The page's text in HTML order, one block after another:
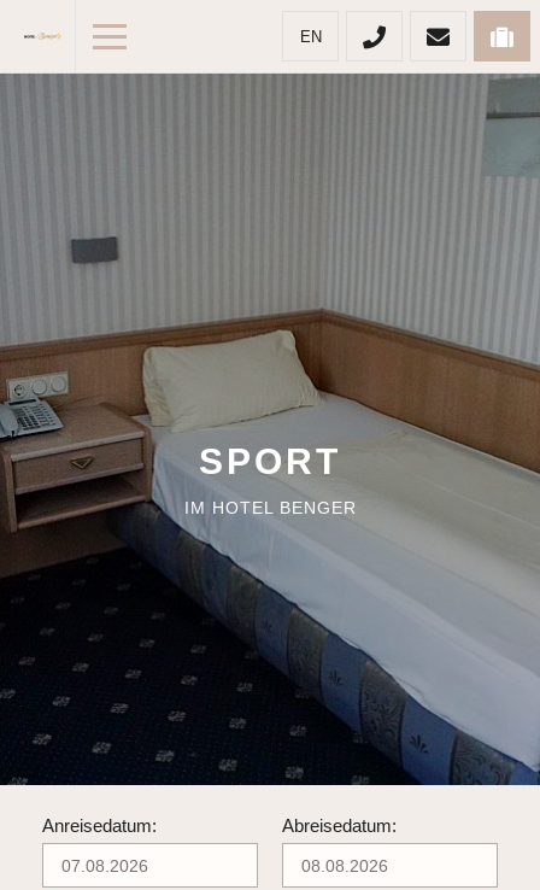
EN
SPORT
IM HOTEL BENGER
Anreisedatum: Abreisedatum: